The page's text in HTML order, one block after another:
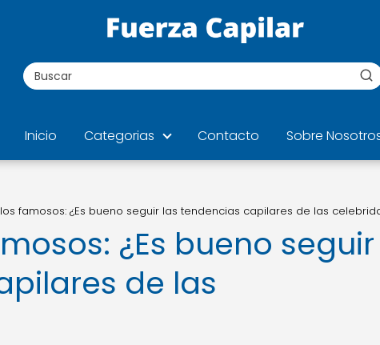
Inicio Categorias Contacto Sobre
famosos: ¿Es bueno seguir las tendencias capilares de las
¿Es bueno seguir
de las